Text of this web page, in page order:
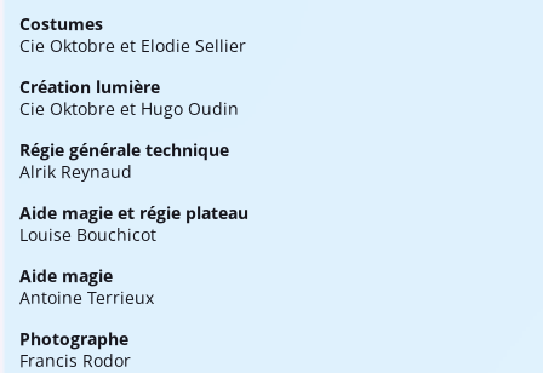
Costumes
Cie Oktobre et Elodie Sellier
Création lumière
Cie Oktobre et Hugo Oudin
Régie générale technique
Alrik Reynaud
Aide magie et régie plateau
Louise Bouchicot
Aide magie
Antoine Terrieux
Photographe
Francis Rodor